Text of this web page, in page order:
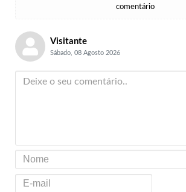
comentário
Visitante
Sábado, 08 Agosto 2026